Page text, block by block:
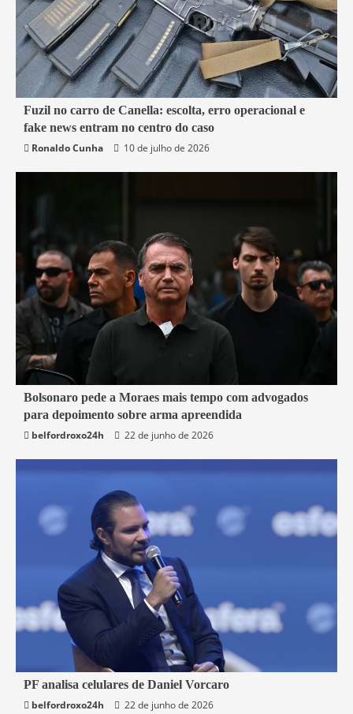
7 min read
Belford Roxo
Brasil Política Segurança
Fuzil no carro de Canella: escolta, erro operacional e
fake news entram no centro do caso
Ronaldo Cunha
10 de julho de 2026
3 min read
Brasil
Bolsonaro pede a Moraes mais tempo com advogados
para depoimento sobre arma apreendida
belfordroxo24h
22 de junho de 2026
3 min read
Brasil
PF analisa celulares de Daniel Vorcaro
belfordroxo24h
22 de junho de 2026